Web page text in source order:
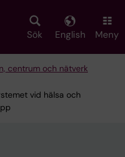
Sök English Meny
centrum och nätverk
vid hälsa och